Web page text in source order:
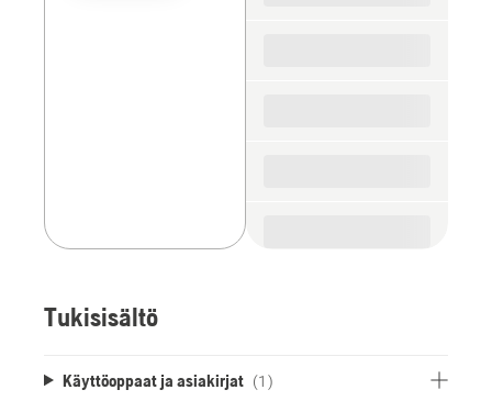
Tukisisältö
Käyttöoppaat ja asiakirjat (1)